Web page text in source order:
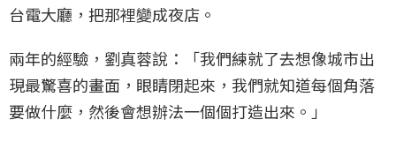
台電大廳，把那裡變成夜店。
兩年的經驗，劉真蓉說：「我們練就了去想像城市出
現最驚喜的畫面，眼睛閉起來，我們就知道每個角落
要做什麼，然後會想辦法一個個打造出來。」